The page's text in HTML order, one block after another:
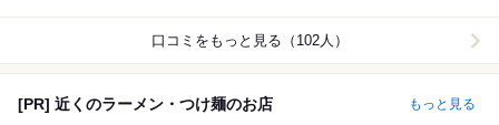
口コミをもっと見る（102人）
[PR] 近くのラーメン・つけ麺のお店 もっと見る